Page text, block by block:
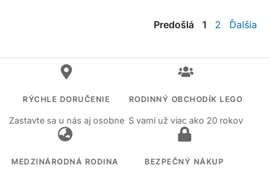
Predošlá 1 2 Ďalšia
RÝCHLE DORUČENIE
Zastavte sa u nás aj osobne
RODINNÝ OBCHODÍK LEGO
S vami už viac ako 20 rokov
MEDZINÁRODNÁ RODINA BEZPEČNÝ NÁKUP